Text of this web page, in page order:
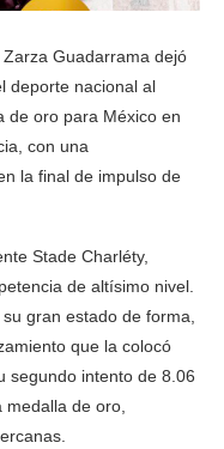
Guadarrama dejó
deporte nacional al
de oro para México en
con una
la final de impulso de
Stade Charléty,
de altísimo nivel.
gran estado de forma,
que la colocó
segundo intento de 8.06
de oro,